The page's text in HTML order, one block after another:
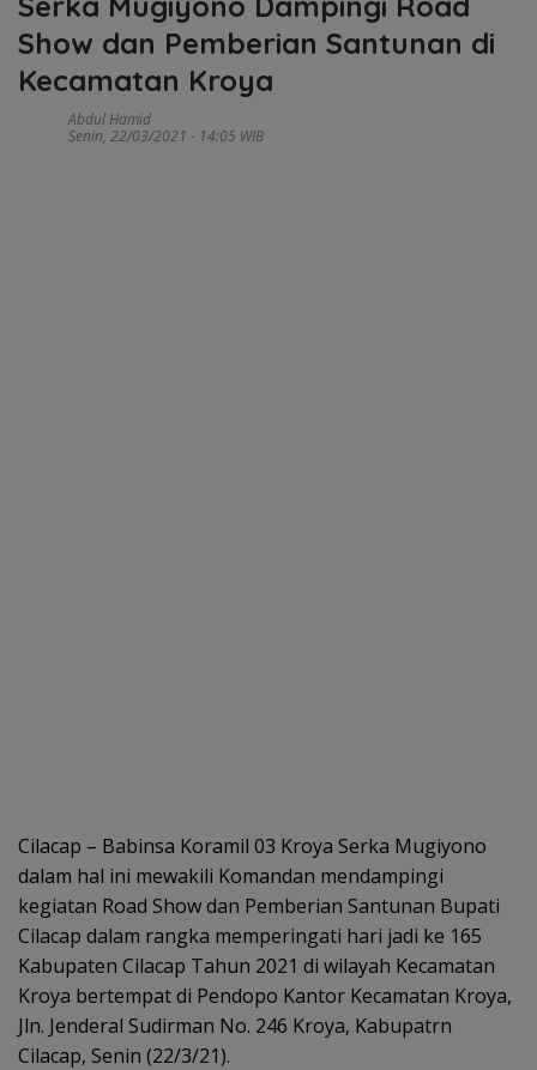
Show dan Pemberian Santunan di
Kecamatan Kroya
Abdul Hamid
Senin, 22/03/2021 - 14:05 WIB
Cilacap – Babinsa Koramil 03 Kroya Serka Mugiyono
dalam hal ini mewakili Komandan mendampingi
kegiatan Road Show dan Pemberian Santunan Bupati
Cilacap dalam rangka memperingati hari jadi ke 165
Kabupaten Cilacap Tahun 2021 di wilayah Kecamatan
Kroya bertempat di Pendopo Kantor Kecamatan Kroya,
Jln. Jenderal Sudirman No. 246 Kroya, Kabupatrn
Cilacap, Senin (22/3/21).